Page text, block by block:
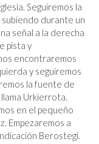
Seguiremos la
durante un
señal a la derecha
pista y
encontraremos
y seguiremos
la fuente de
Urkierrota.
en el pequeño
Empezaremos a
Berostegi.